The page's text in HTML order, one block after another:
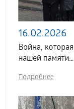
16.02.2026
Война,
нашей памяти…
Подробнее